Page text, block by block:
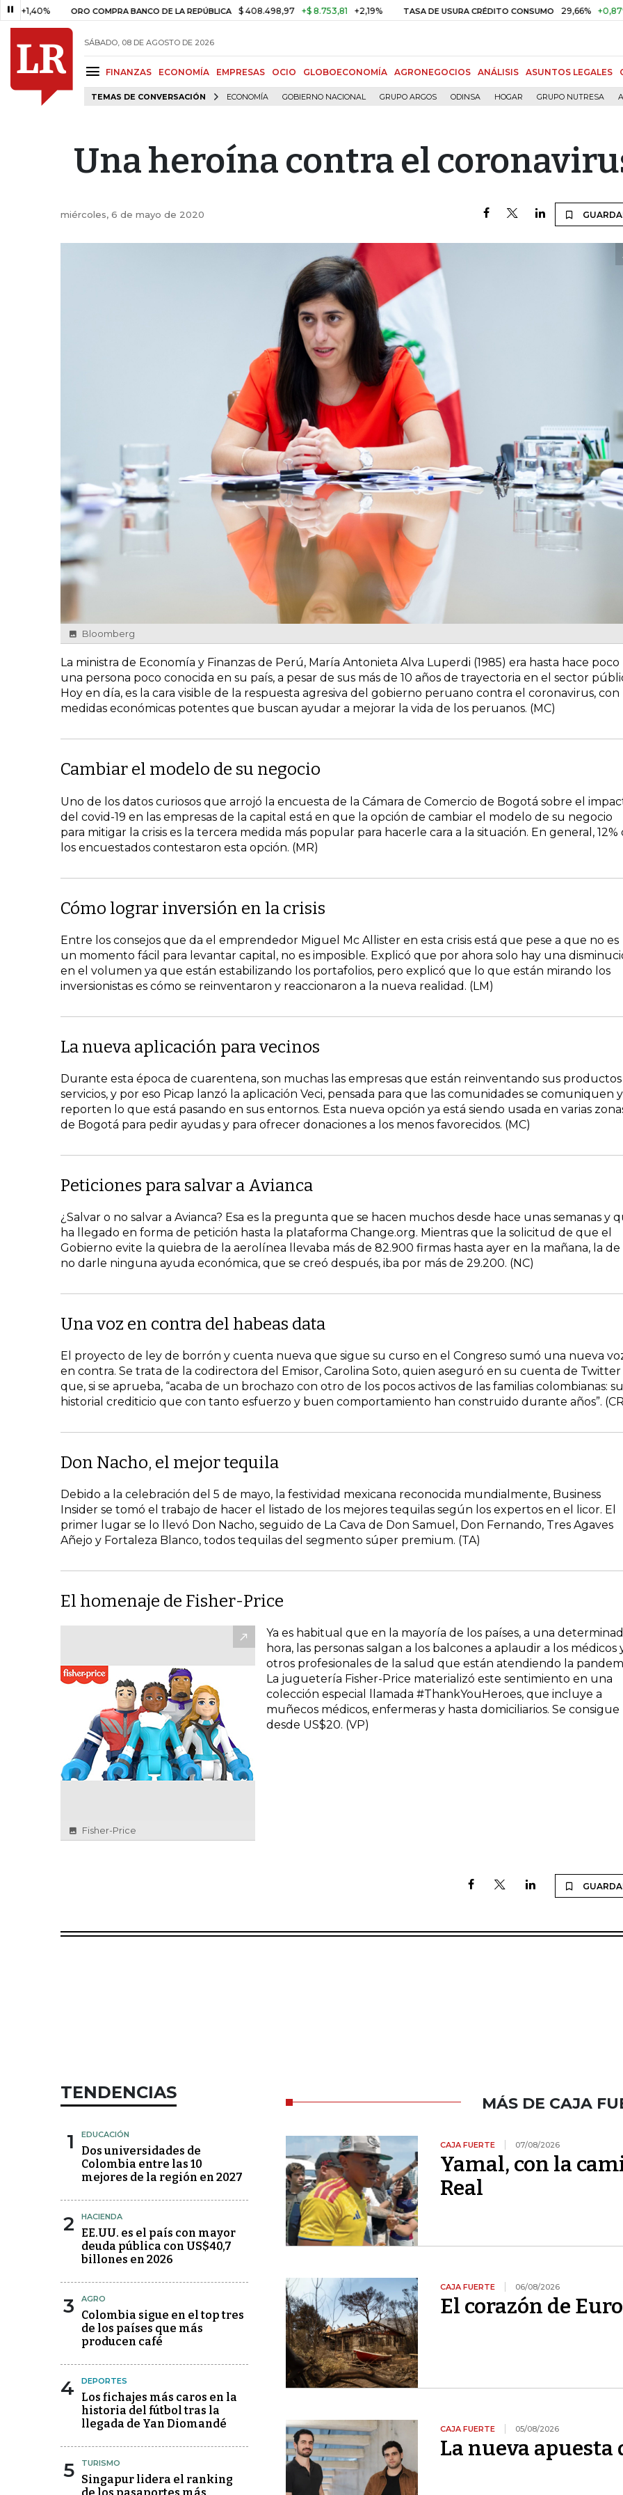
ORO COMPRA BANCO DE LA REPÚBLICA $ 408.498,97 +$ 8.753,81 +2,19% TASA DE USURA CRÉDITO CONSUMO 29,66% +0,87%
SÁBADO, 08 DE AGOSTO DE 2026
FINANZAS ECONOMÍA EMPRESAS OCIO GLOBOECONOMÍA AGRONEGOCIOS ANÁLISIS ASUNTOS LEGALES
TEMAS DE CONVERSACIÓN ECONOMÍA GOBIERNO NACIONAL GRUPO ARGOS ODINSA HOGAR GRUPO NUTRESA
Una heroína contra el
miércoles, 6 de mayo de 2020
Bloomberg
La ministra de Economía y Finanzas de Perú, María Antonieta Alva Luperdi (1985) era hasta hace poco
una persona poco conocida en su país, a pesar de sus más de 10 años de trayectoria en el sector
Hoy en día, es la cara visible de la respuesta agresiva del gobierno peruano contra el coronavirus, con
medidas económicas potentes que buscan ayudar a mejorar la vida de los peruanos. (MC)
Cambiar el modelo de su negocio
Uno de los datos curiosos que arrojó la encuesta de la Cámara de Comercio de Bogotá sobre el
del covid-19 en las empresas de la capital está en que la opción de cambiar el modelo de su negocio
para mitigar la crisis es la tercera medida más popular para hacerle cara a la situación. En general, 12%
los encuestados contestaron esta opción. (MR)
Cómo lograr inversión en la crisis
Entre los consejos que da el emprendedor Miguel Mc Allister en esta crisis está que pese a que no es
un momento fácil para levantar capital, no es imposible. Explicó que por ahora solo hay una
en el volumen ya que están estabilizando los portafolios, pero explicó que lo que están mirando los
inversionistas es cómo se reinventaron y reaccionaron a la nueva realidad. (LM)
La nueva aplicación para vecinos
Durante esta época de cuarentena, son muchas las empresas que están reinventando sus
servicios, y por eso Picap lanzó la aplicación Veci, pensada para que las comunidades se comuniquen y
reporten lo que está pasando en sus entornos. Esta nueva opción ya está siendo usada en varias
de Bogotá para pedir ayudas y para ofrecer donaciones a los menos favorecidos. (MC)
Peticiones para salvar a Avianca
¿Salvar o no salvar a Avianca? Esa es la pregunta que se hacen muchos desde hace unas semanas y
ha llegado en forma de petición hasta la plataforma Change.org. Mientras que la solicitud de que el
Gobierno evite la quiebra de la aerolínea llevaba más de 82.900 firmas hasta ayer en la mañana, la de
no darle ninguna ayuda económica, que se creó después, iba por más de 29.200. (NC)
Una voz en contra del habeas data
El proyecto de ley de borrón y cuenta nueva que sigue su curso en el Congreso sumó una nueva
en contra. Se trata de la codirectora del Emisor, Carolina Soto, quien aseguró en su cuenta de Twitter
que, si se aprueba, “acaba de un brochazo con otro de los pocos activos de las familias colombianas: su
historial crediticio que con tanto esfuerzo y buen comportamiento han construido durante años”.
Don Nacho, el mejor tequila
Debido a la celebración del 5 de mayo, la festividad mexicana reconocida mundialmente, Business
Insider se tomó el trabajo de hacer el listado de los mejores tequilas según los expertos en el licor. El
primer lugar se lo llevó Don Nacho, seguido de La Cava de Don Samuel, Don Fernando, Tres Agaves
Añejo y Fortaleza Blanco, todos tequilas del segmento súper premium. (TA)
El homenaje de Fisher-Price
Fisher-Price
Ya es habitual que en la mayoría de los países, a una
hora, las personas salgan a los balcones a aplaudir a los médicos
otros profesionales de la salud que están atendiendo la
La juguetería Fisher-Price materializó este sentimiento en una
colección especial llamada #ThankYouHeroes, que incluye a
muñecos médicos, enfermeras y hasta domiciliarios. Se consigue
desde US$20. (VP)
TENDENCIAS
1 EDUCACIÓN
Dos universidades de
Colombia entre las 10
mejores de la región en 2027
2 HACIENDA
EE.UU. es el país con mayor
deuda pública con US$40,7
billones en 2026
3 AGRO
Colombia sigue en el top tres
de los países que más
producen café
4 DEPORTES
Los fichajes más caros en la
historia del fútbol tras la
llegada de Yan Diomandé
5 TURISMO
Singapur lidera el ranking
MÁS DE CAJA
CAJA FUERTE 07/08/2026
Yamal, con la
Real
CAJA FUERTE 06/08/2026
El corazón de
CAJA FUERTE 05/08/2026
La nueva apuesta